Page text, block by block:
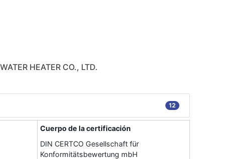
HEATER CO., LTD.
12
Cuerpo de la certificación
DIN CERTCO Gesellschaft für
Konformitätsbewertung mbH